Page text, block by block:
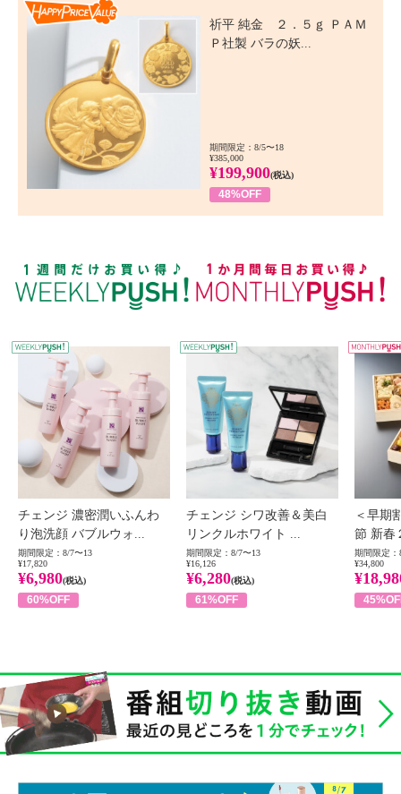
祈平 純金 ２．５ｇ ＰＡＭ
Ｐ社製 バラの妖...
期間限定：8/5〜18
¥385,000
¥199,900(税込)
48%OFF
WEEKLY PUSH
チェンジ 濃密潤いふんわ
り泡洗顔 バブルウォ...
期間限定：8/7〜13
¥17,820
¥6,980(税込)
60%OFF
チェンジ シワ改善＆美白
リンクルホワイト ...
期間限定：8/7〜13
¥16,126
¥6,280(税込)
61%OFF
＜早期
節 新春
期間限定：
¥34,800